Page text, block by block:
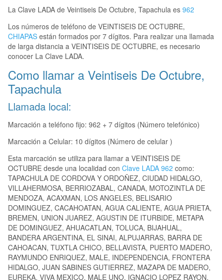
La Clave LADA de Veintiseis De Octubre, Tapachula es 962
Los números de teléfono de VEINTISEIS DE OCTUBRE,
CHIAPAS están formados por 7 dígitos. Para realizar una llamada
de larga distancia a VEINTISEIS DE OCTUBRE, es necesario
conocer La Clave LADA.
Como llamar a Veintiseis De Octubre,
Tapachula
Llamada local:
Marcación a teléfono fijo: 962 + 7 dígitos (Número telefónico)
Marcación a Celular: 10 dígitos (Número de celular )
Esta marcación se utiliza para llamar a VEINTISEIS DE
OCTUBRE desde una localidad con Clave LADA 962 como:
TAPACHULA DE CORDOVA Y ORDOÑEZ, CIUDAD HIDALGO,
VILLAHERMOSA, BERRIOZABAL, CANADA, MOTOZINTLA DE
MENDOZA, ACAXMAN, LOS ANGELES, BELISARIO
DOMINGUEZ, CACAHOATAN, AGUA CALIENTE, AGUA PRIETA,
BREMEN, UNION JUAREZ, AGUSTIN DE ITURBIDE, METAPA
DE DOMINGUEZ, AHUACATLAN, TOLUCA, BIJAHUAL,
BANDERA ARGENTINA, EL SINAI, ALPUJARRAS, BARRA DE
CAHOACAN, TUXTLA CHICO, BELLAVISTA, PUERTO MADERO,
RAYMUNDO ENRIQUEZ, MALE, INDEPENDENCIA, FRONTERA
HIDALGO, JUAN SABINES GUTIERREZ, MAZAPA DE MADERO,
EUREKA, VIVA MEXICO, MALE UNO, IGNACIO LOPEZ RAYON,